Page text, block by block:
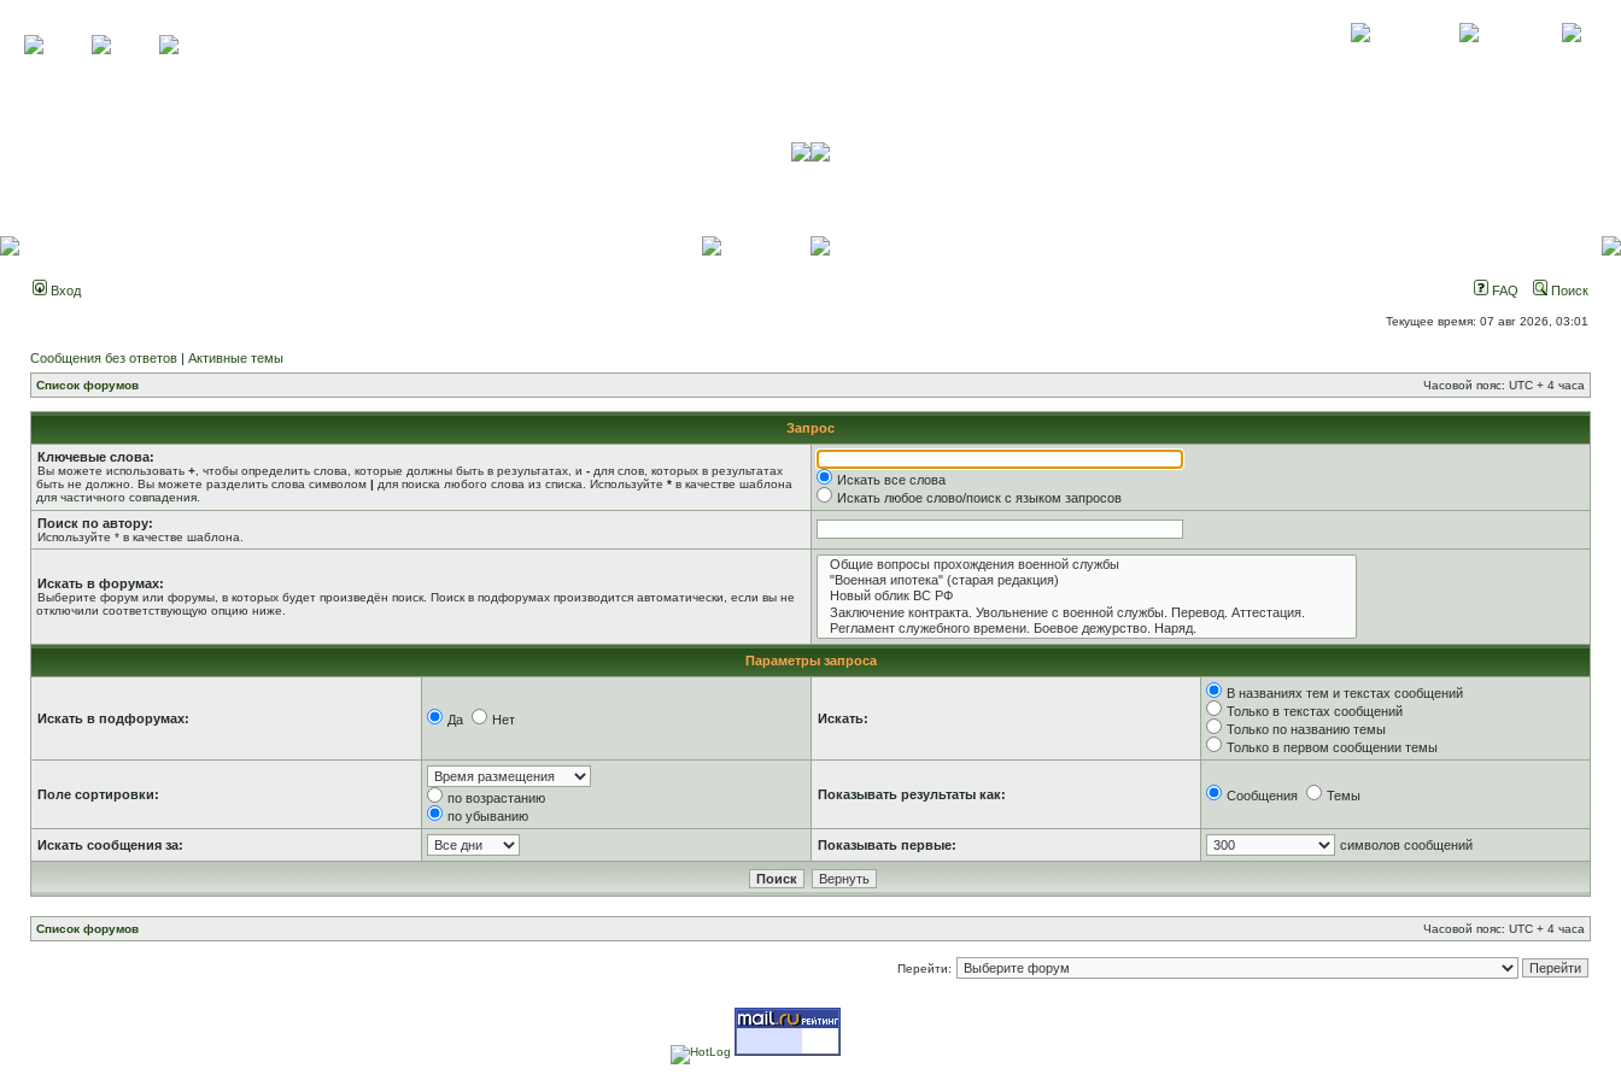
Вход FAQ Поиск
Текущее время: 07 авг 2026, 03:01
Сообщения без ответов | Активные темы
Список форумов Часовой пояс: UTC + 4 часа
Запрос
Ключевые слова:
Вы можете использовать + , чтобы определить слова, которые должны быть в результатах, и - для слов, которых в результатах
быть не должно. Вы можете разделить слова символом | для поиска любого слова из списка. Используйте * в качестве шаблона
для частичного совпадения.
Искать все слова
Искать любое слово/поиск с языком запросов
Поиск по автору:
Используйте * в качестве шаблона.
Искать в форумах:
Выберите форум или форумы, в которых будет произведён поиск. Поиск в подфорумах производится автоматически, если вы не
отключили соответствующую опцию ниже.
Параметры запроса
Искать в подфорумах: Да Нет Искать:
В названиях тем и текстах сообщений
Только в текстах сообщений
Только по названию темы
Только в первом сообщении темы
Поле сортировки:
по возрастанию
по убыванию
Показывать результаты как: Сообщения Темы
Искать сообщения за: Показывать первые: символов сообщений
Список форумов Часовой пояс: UTC + 4 часа
Перейти: